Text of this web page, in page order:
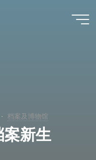
档案及博物馆
新生